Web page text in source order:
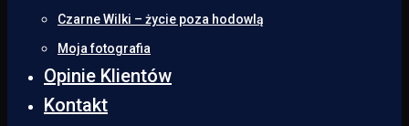
Czarne Wilki – życie poza hodowlą
Moja fotografia
Opinie Klientów
Kontakt